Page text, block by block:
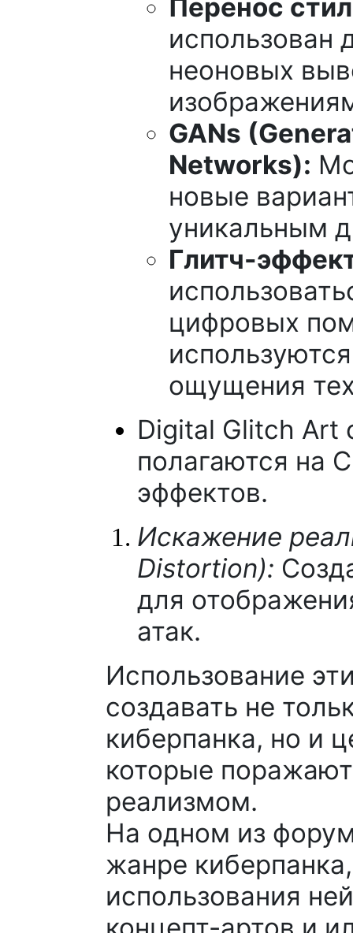
Перенос
использован
неоновых
GANs
Networks):
новые
уникальным
Глитч-
цифровых
ощущения
Digital Glitch Art
полагаются на
эффектов.
Искажение
Distortion):
для
атак.
Использование
создавать не
киберпанка, но и
которые
реализмом.
На одном из
жанре
использования